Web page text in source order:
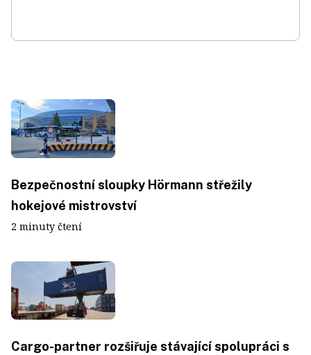
Bezpečnostní sloupky Hörmann střežily
hokejové mistrovství
2 minuty čtení
Cargo-partner rozšiřuje stávající spolupráci s